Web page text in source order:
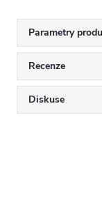
Parametry
Recenze
Diskuse